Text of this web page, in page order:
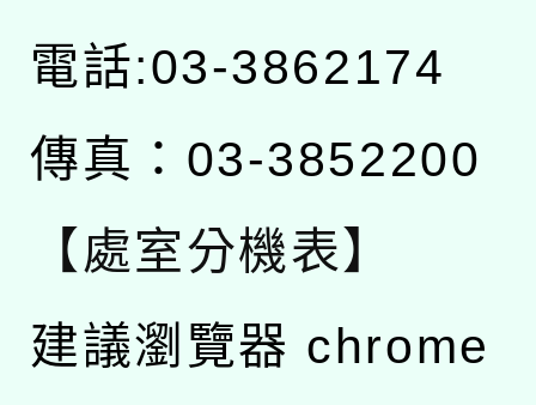
電話:03-3862174
傳真：03-3852200
【處室分機表】
建議瀏覽器 chrome